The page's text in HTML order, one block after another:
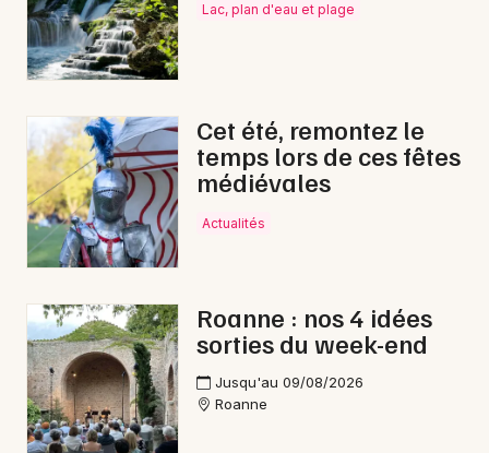
Artistes en tournée
Actus à Montbrison
Magazine à Montbrison
Lac, plan d'eau et plage
Cet été, remontez le
temps lors de ces fêtes
médiévales
Actualités
Roanne : nos 4 idées
sorties du week-end
Jusqu'au 09/08/2026
Roanne